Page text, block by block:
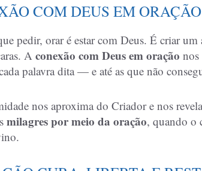
COM DEUS EM ORAÇÃO
pedir, orar é estar com Deus. É criar
A conexão com Deus em oração nos
palavra dita — e até as que não
nos aproxima do Criador e nos
milagres por meio da oração, quando o